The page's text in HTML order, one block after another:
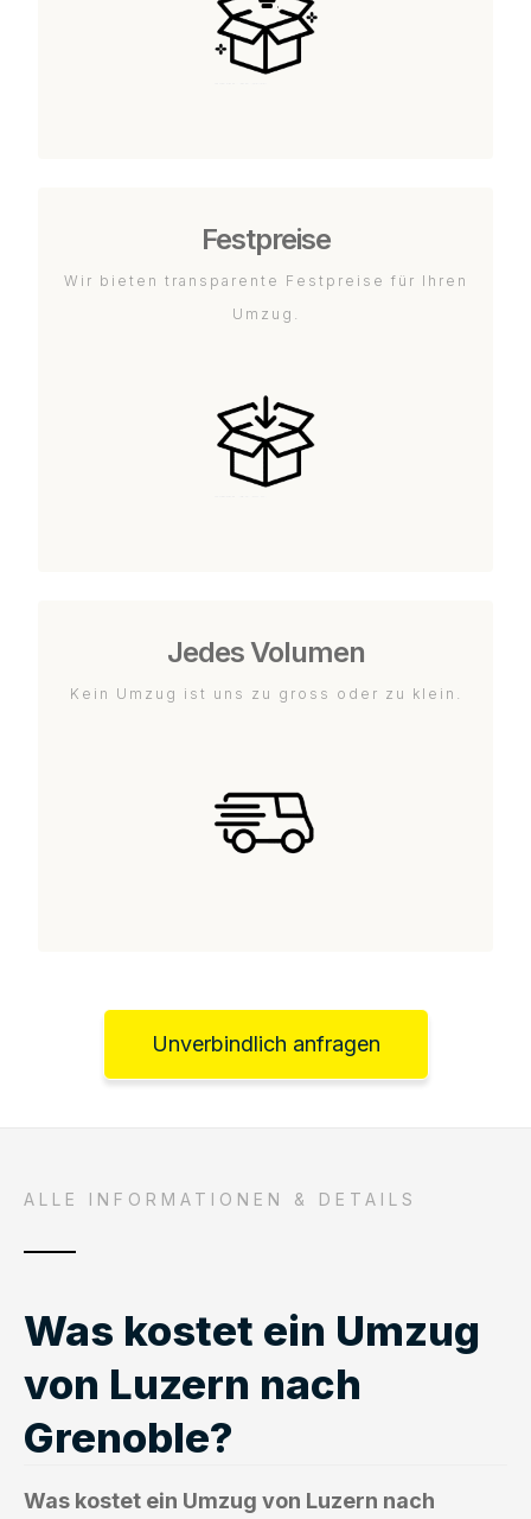
Festpreise
Wir bieten transparente Festpreise für Ihren
Umzug.
Jedes Volumen
Kein Umzug ist uns zu gross oder zu klein.
Unverbindlich anfragen
ALLE INFORMATIONEN & DETAILS
Was kostet ein Umzug
von Luzern nach
Grenoble?
Was kostet ein Umzug von Luzern nach